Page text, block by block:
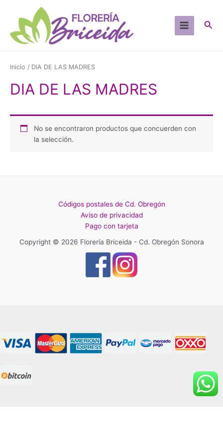
contenido
Main
Inicio / DIA DE LAS MADRES
DIA DE LAS MADRES
No se encontraron productos que concuerden con
la selección.
Códigos postales de Cd. Obregón
Aviso de privacidad
Pago con tarjeta
Copyright © 2026 Florería Briceida - Cd. Obregón Sonora